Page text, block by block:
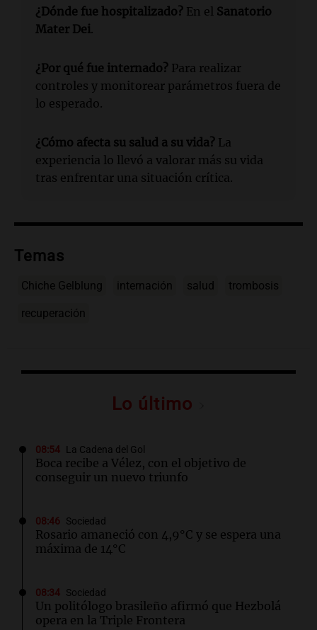
¿Dónde fue hospitalizado? En el Sanatorio
Mater Dei.
¿Por qué fue internado? Para realizar
controles y monitorear parámetros fuera de
lo esperado.
¿Cómo afecta su salud a su vida? La
experiencia lo llevó a valorar más su vida
tras enfrentar una situación crítica.
Temas
Chiche Gelblung internación salud trombosis
recuperación
Lo último
08:54 La Cadena del Gol
Boca recibe a Vélez, con el objetivo de
conseguir un nuevo triunfo
08:46 Sociedad
Rosario amaneció con 4,9°C y se espera una
máxima de 14°C
08:34 Sociedad
Un politólogo brasileño afirmó que Hezbolá
opera en la Triple Frontera